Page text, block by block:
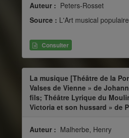
Auteur : Peters-Rosset
Source : L'Art musical populaire
Consulter
La musique [Théâtre de la
Valses de Vienne » de
fils; Théâtre Lyrique du
Victoria et son hussard » de
Auteur : Malherbe, Henry